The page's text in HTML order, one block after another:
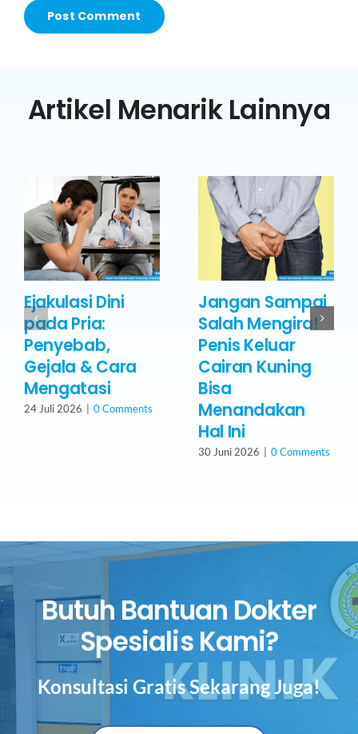
Artikel Menarik Lainnya
Ejakulasi Dini
pada Pria:
Penyebab,
Gejala & Cara
Mengatasi
24 Juli 2026 0 Comments
Jangan Sampai
Salah Mengira!
Penis Keluar
Cairan Kuning
Bisa
Menandakan
Hal Ini
30 Juni 2026 0 Comments
Butuh Bantuan Dokter
Spesialis Kami?
Konsultasi Gratis Sekarang Juga!